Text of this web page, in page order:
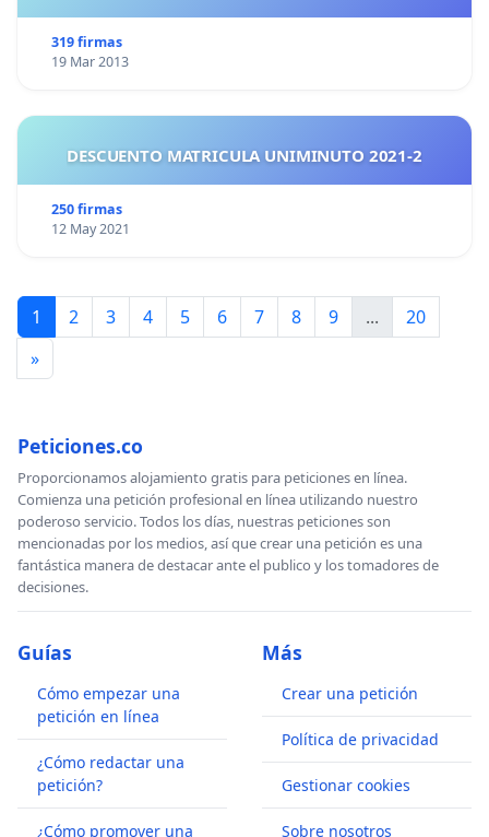
319 firmas
19 Mar 2013
DESCUENTO MATRICULA UNIMINUTO 2021-2
250 firmas
12 May 2021
1 2 3 4 5 6 7 8 9 ...
20
»
Peticiones.co
Proporcionamos alojamiento gratis para peticiones en línea.
Comienza una petición profesional en línea utilizando nuestro
poderoso servicio. Todos los días, nuestras peticiones son
mencionadas por los medios, así que crear una petición es una
fantástica manera de destacar ante el publico y los tomadores de
decisiones.
Guías
Cómo empezar una
petición en línea
¿Cómo redactar una
petición?
¿Cómo promover una
Más
Crear una petición
Política de privacidad
Gestionar cookies
Sobre nosotros